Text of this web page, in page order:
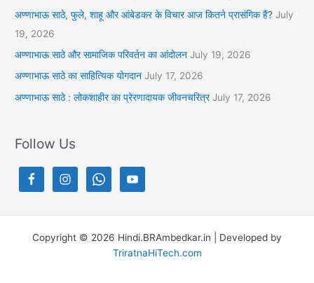
अण्णाभाऊ साठे, फुले, शाहू और आंबेडकर के विचार आज कितने प्रासंगिक हैं? July
19, 2026
अण्णाभाऊ साठे और सामाजिक परिवर्तन का आंदोलन July 19, 2026
अण्णाभाऊ साठे का साहित्यिक योगदान July 17, 2026
अण्णाभाऊ साठे : लोकशाहीर का प्रेरणादायक जीवनचरित्र July 17, 2026
Follow Us
Copyright © 2026 Hindi.BRAmbedkar.in | Developed by
TriratnaHiTech.com